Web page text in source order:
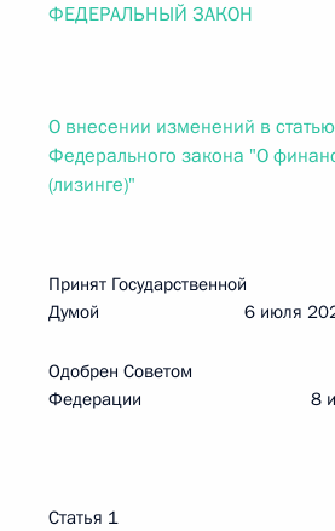
ФЕДЕРАЛЬНЫЙ ЗАКОН
О внесении изменений в
Федерального закона "О
(лизинге)"
Принят Государственной
Думой 6 июля 2022
Одобрен Советом
Федерации 8 июля
Статья 1